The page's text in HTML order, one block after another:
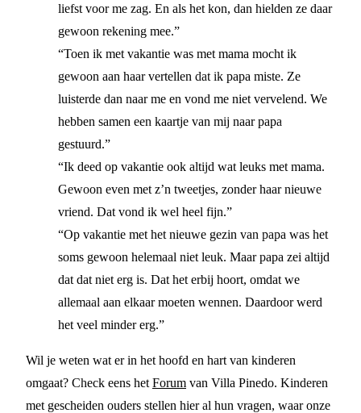
liefst voor me zag. En als het kon, dan hielden ze daar
gewoon rekening mee.”
“Toen ik met vakantie was met mama mocht ik
gewoon aan haar vertellen dat ik papa miste. Ze
luisterde dan naar me en vond me niet vervelend. We
hebben samen een kaartje van mij naar papa
gestuurd.”
“Ik deed op vakantie ook altijd wat leuks met mama.
Gewoon even met z’n tweetjes, zonder haar nieuwe
vriend. Dat vond ik wel heel fijn.”
“Op vakantie met het nieuwe gezin van papa was het
soms gewoon helemaal niet leuk. Maar papa zei altijd
dat dat niet erg is. Dat het erbij hoort, omdat we
allemaal aan elkaar moeten wennen. Daardoor werd
het veel minder erg.”
Wil je weten wat er in het hoofd en hart van kinderen
omgaat? Check eens het Forum van Villa Pinedo. Kinderen
met gescheiden ouders stellen hier al hun vragen, waar onze